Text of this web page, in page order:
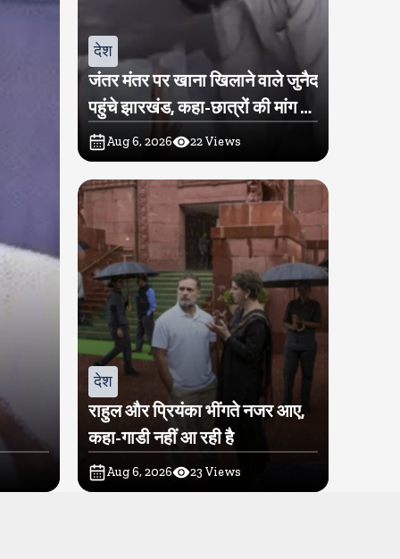
देश
जंतर मंतर पर खाना खिलाने वाले जुनैद
पहुंचे झारखंड, कहा-छात्रों की मांग का
समर्थन करते है
Aug 6, 2026 22Views
देश
राहुल और प्रियंका भींगते नजर आए,
कहा-गाडी नहीं आ रही है
Aug 6, 2026 23 Views